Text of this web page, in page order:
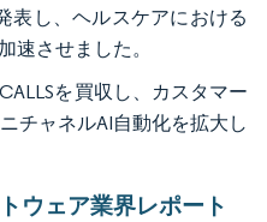
表し、ヘルスケアにおける
速させました。
を買収し、カスタマー
チャネルAI自動化を拡大し
ウェア業界レポート